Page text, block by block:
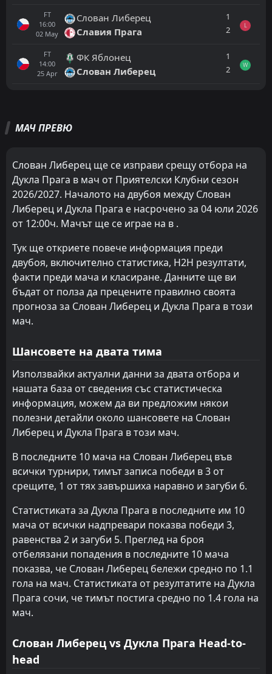
FT
16:00
02 May
Слован Либерец
Славия Прага
1
2
L
FT
14:00
25 Apr
ФК Яблонец
Слован Либерец
1
2
W
Jul
FT
09:00
11Jul
Дукла Прага
Sparta Praha II
4
2
FT
09:00
Слован Либерец
FT
15:45
26Jun
Млада Болеслав
Дукла Прага
2
0
09:00
Vlašim
Дукла Прага
W
12:00
23May
Баник Острава
FT
15:00
Теплице
Дукла Прага
2
FT
12May
Млада Болеслав
Дукла Прага
1
FT
09 May
Дукла Прага
Словачко
0
13:00
02 May
Дукла Прага
1
L
FT
14:00
25Apr
Словачко
Дукла Прага
2
FT
13:00
18Apr
Дукла Прага
2
L
МАЧ ПРЕВЮ
Слован Либерец ще се изправи срещу отбора на
Дукла Прага в мач от Приятелски Клубни сезон
2026/2027. Началото на двубоя между Слован
Либерец и Дукла Прага е насрочено за 04 юли 2026
от 12:00ч. Мачът ще се играе на в .
Тук ще откриете повече информация преди
двубоя, включително статистика, H2H резултати,
факти преди мача и класиране. Данните ще ви
бъдат от полза да прецените правилно своята
прогноза за Слован Либерец и Дукла Прага в този
мач.
Шансовете на двата тима
Използвайки актуални данни за двата отбора и
нашата база от сведения със статистическа
информация, можем да ви предложим някои
полезни детайли около шансовете на Слован
Либерец и Дукла Прага в този мач.
В последните 10 мача на Слован Либерец във
всички турнири, тимът записа победи в 3 от
срещите, 1 от тях завършиха наравно и загуби 6.
Статистиката за Дукла Прага в последните им 10
мача от всички надпревари показва победи 3,
равенства 2 и загуби 5. Преглед на броя
отбелязани попадения в последните 10 мача
показва, че Слован Либерец бележи средно по 1.1
гола на мач. Статистиката от резултатите на Дукла
Прага сочи, че тимът постига средно по 1.4 гола на
мач.
Слован Либерец vs Дукла Прага Head-to-
head